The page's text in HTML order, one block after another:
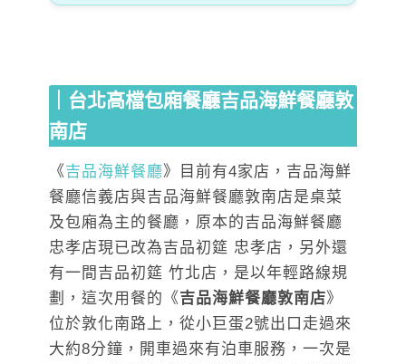
｜台北高檔包廂餐廳吉品海鮮餐廳敦
南店
《吉品海鮮餐廳》目前有4家店，吉品海鮮
餐廳信義店與吉品海鮮餐廳敦南店是桌菜
及包廂為主的餐廳，原本的吉品海鮮餐廳
忠孝店現已改為吉品初筵 忠孝店，另外還
有一間吉品初筵 竹北店，是以年輕路線規
劃，這次用餐的《吉品海鮮餐廳敦南店》
位於敦化南路上，從小巨蛋2號出口走過來
大約8分鐘，開車過來有泊車服務，一次是